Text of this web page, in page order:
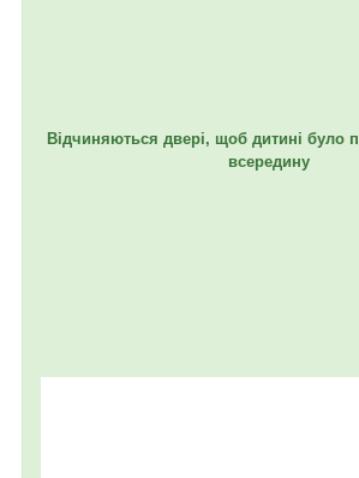
Відчиняються двері, щоб дитині було
всередину